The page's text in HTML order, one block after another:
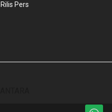
Rilis Pers